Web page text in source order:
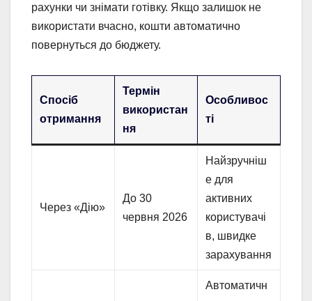
рахунки чи знімати готівку. Якщо залишок не
використати вчасно, кошти автоматично
повернуться до бюджету.
Спосіб
отримання
Термін
використан
ня
Особливос
ті
Через «Дію»
До 30
червня 2026
Найзручніш
е для
активних
користувачі
в, швидке
зарахування
Автоматичн